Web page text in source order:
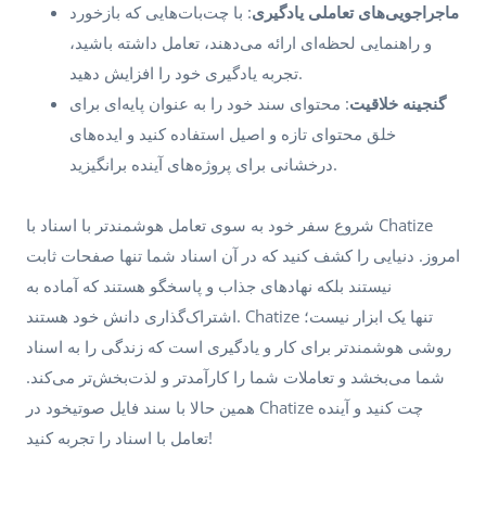
ماجراجویی‌های تعاملی یادگیری: با چت‌بات‌هایی که بازخورد
و راهنمایی لحظه‌ای ارائه می‌دهند، تعامل داشته باشید،
تجربه یادگیری خود را افزایش دهید.
گنجینه خلاقیت: محتوای سند خود را به عنوان پایه‌ای برای
خلق محتوای تازه و اصیل استفاده کنید و ایده‌های
درخشانی برای پروژه‌های آینده برانگیزید.
شروع سفر خود به سوی تعامل هوشمندتر با اسناد با Chatize
امروز. دنیایی را کشف کنید که در آن اسناد شما تنها صفحات ثابت
نیستند بلکه نهادهای جذاب و پاسخگو هستند که آماده به
اشتراک‌گذاری دانش خود هستند. Chatize تنها یک ابزار نیست؛
روشی هوشمندتر برای کار و یادگیری است که زندگی را به اسناد
شما می‌بخشد و تعاملات شما را کارآمدتر و لذت‌بخش‌تر می‌کند.
همین حالا با سند فایل صوتیخود در Chatize چت کنید و آینده
تعامل با اسناد را تجربه کنید!